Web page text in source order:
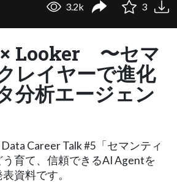
3.2k 3
Looker 〜セマ
レイヤーで進化
分析エージェン
Career Talk #5「セマンティ
育て、信頼できるAI Agentを
資料です。